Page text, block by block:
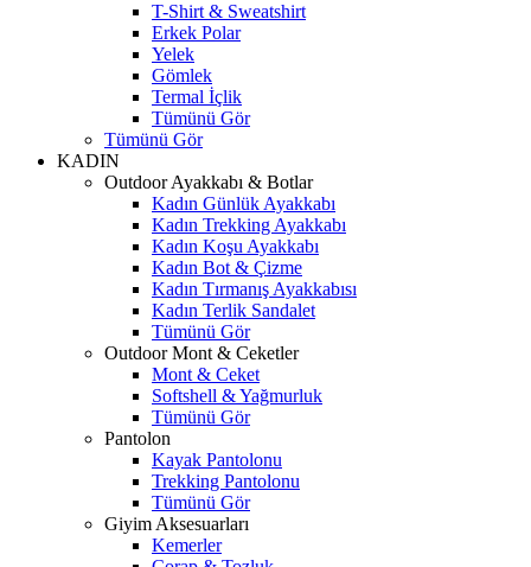
T-Shirt & Sweatshirt
Erkek Polar
Yelek
Gömlek
Termal İçlik
Tümünü Gör
Tümünü Gör
KADIN
Outdoor Ayakkabı & Botlar
Kadın Günlük Ayakkabı
Kadın Trekking Ayakkabı
Kadın Koşu Ayakkabı
Kadın Bot & Çizme
Kadın Tırmanış Ayakkabısı
Kadın Terlik Sandalet
Tümünü Gör
Outdoor Mont & Ceketler
Mont & Ceket
Softshell & Yağmurluk
Tümünü Gör
Pantolon
Kayak Pantolonu
Trekking Pantolonu
Tümünü Gör
Giyim Aksesuarları
Kemerler